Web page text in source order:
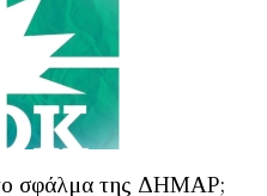
σφάλμα της ΔΗΜΑΡ;